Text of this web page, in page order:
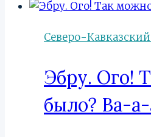
труд
Северо-
Эбру. Ого!
было? Ва-